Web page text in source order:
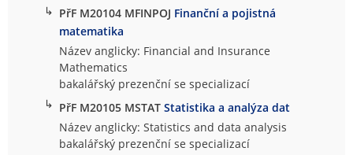
↳ PřF M20104 MFINPOJ Finanční a pojistná
matematika
Název anglicky: Financial and Insurance
Mathematics
bakalářský prezenční se specializací
↳ PřF M20105 MSTATStatistika a analýza dat
Název anglicky: Statistics and data analysis
bakalářský prezenční se specializací